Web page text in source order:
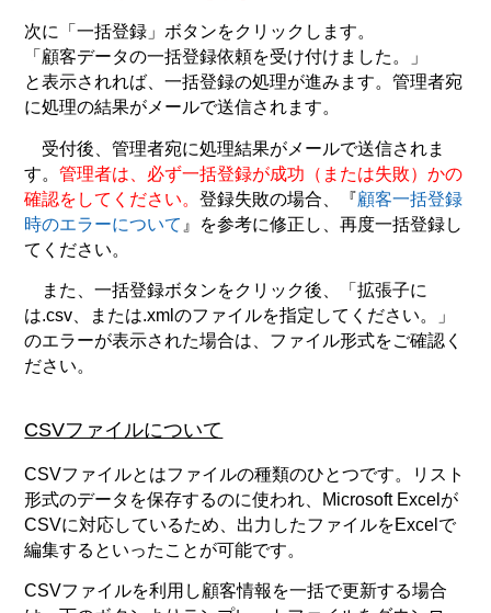
次に 「一括登録」ボタンをクリックします。
「顧客データの一括登録依頼を受け付けました。」
と表示されれば、一括登録の処理が進みます。管理者宛
に処理の結果がメールで送信されます。
受付後、管理者宛に処理結果がメールで送信されま
す。管理者は、必ず一括登録が成功（または失敗）かの
確認をしてください。登録失敗の場合、『顧客一括登録
時のエラーについて 』を参考に修正し、再度一括登録し
てください。
また、一括登録ボタンをクリック後、「拡張子に
は.csv、または.xmlのファイルを指定してください。」
のエラーが表示された場合は、ファイル形式をご確認く
ださい。
CSVファイルについて
CSVファイルとはファイルの種類のひとつです。リスト
形式のデータを保存するのに使われ、Microsoft Excelが
CSVに対応しているため、出力したファイルをExcelで
編集するといったことが可能です。
CSVファイルを利用し顧客情報を一括で更新する場合